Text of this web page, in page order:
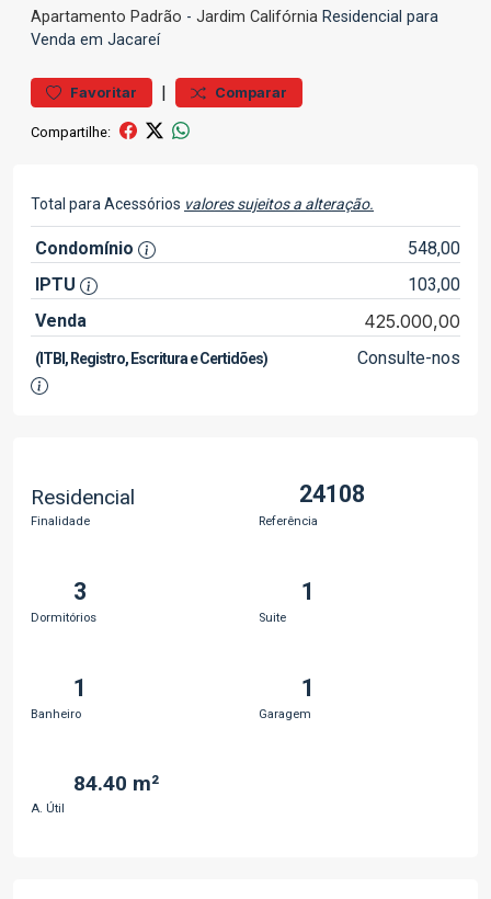
Apartamento Padrão - Jardim Califórnia Residencial para
Venda em Jacareí
Favoritar | Comparar
Compartilhe:
Total para Acessórios valores sujeitos a alteração.
Condomínio
548,00
IPTU
103,00
Venda
425.000,00
(ITBI, Registro, Escritura e Certidões) Consulte-nos
Residencial
Finalidade
24108
Referência
3
Dormitórios
1
Suite
1
Banheiro
1
Garagem
84.40 m²
A. Útil